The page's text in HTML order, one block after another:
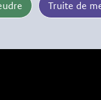
Truite de